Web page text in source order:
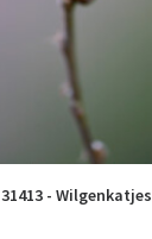
31413 - Wilgenkatjes